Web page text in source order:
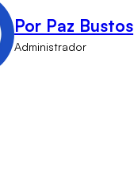
Por Paz Bustos
Administrador